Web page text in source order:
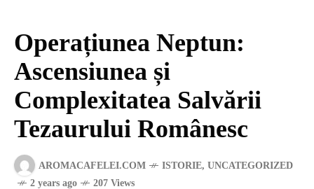
Operațiunea Neptun:
Ascensiunea și
Complexitatea Salvării
Tezaurului Românesc
AROMACAFELEI.COM ISTORIE, UNCATEGORIZED
2 years ago
207 Views
ENGLISH
CONTENT
TRAVEL
SANATATE